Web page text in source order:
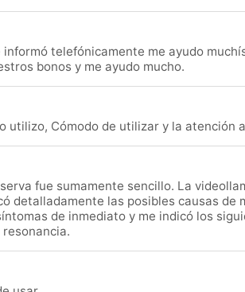
informó telefónicamente me ayudo
bonos y me ayudo mucho.
utilizo, Cómodo de utilizar y la atención
fue sumamente sencillo. La
detalladamente las posibles causas de
de inmediato y me indicó los